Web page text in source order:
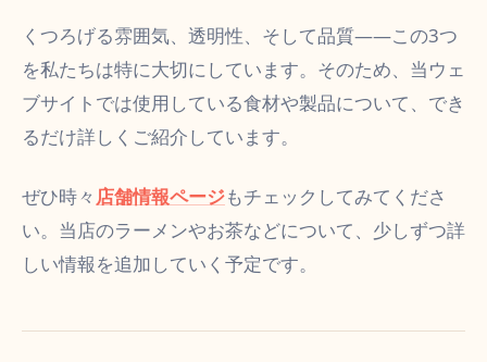
くつろげる雰囲気、透明性、そして品質――この3つ
を私たちは特に大切にしています。そのため、当ウェ
ブサイトでは使用している食材や製品について、でき
るだけ詳しくご紹介しています。
ぜひ時々 店舗情報ページもチェックしてみてくださ
い。当店のラーメンやお茶などについて、少しずつ詳
しい情報を追加していく予定です。